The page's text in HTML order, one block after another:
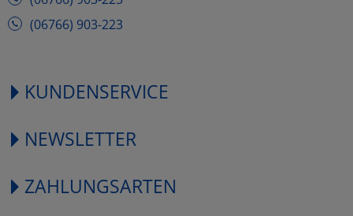
(06766) 903-223
KUNDENSERVICE
NEWSLETTER
ZAHLUNGSARTEN